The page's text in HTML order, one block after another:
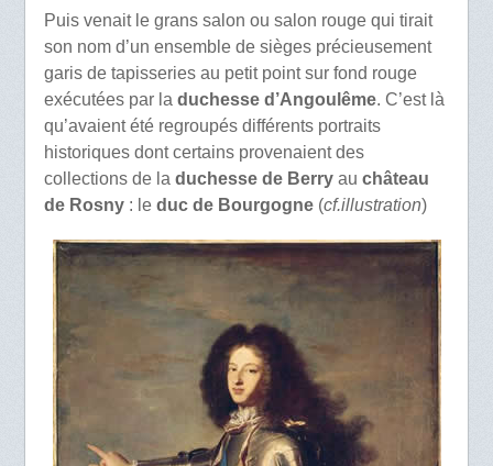
Puis venait le grans salon ou salon rouge qui tirait
son nom d’un ensemble de sièges précieusement
garis de tapisseries au petit point sur fond rouge
exécutées par la duchesse d’Angoulême. C’est là
qu’avaient été regroupés différents portraits
historiques dont certains provenaient des
collections de la duchesse de Berryau château
de Rosny: le duc de Bourgogne(cf.illustration)